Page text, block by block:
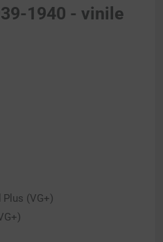
1940 - vinile
Plus (VG+)